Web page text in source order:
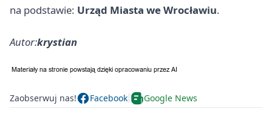
na podstawie: Urząd Miasta we Wrocławiu.
Autor:krystian
Zaobserwuj nas! Facebook Google News